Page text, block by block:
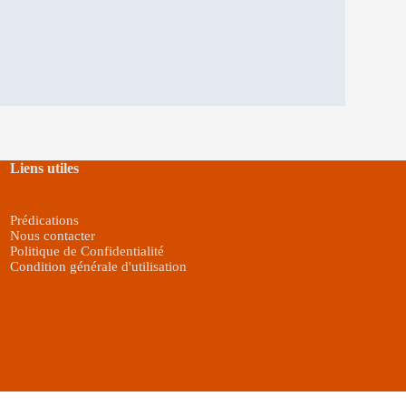
Liens utiles
Prédications
Nous contacter
Politique de Confidentialité
Condition générale d'utilisation